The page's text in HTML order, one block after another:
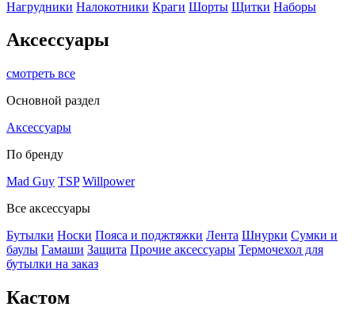
Нагрудники Налокотники Краги Шорты Щитки Наборы
Аксессуары
смотреть все
Основной раздел
Аксессуары
По бренду
Mad Guy TSP Willpower
Все аксессуары
Бутылки Носки Пояса и поджтяжки Лента Шнурки Сумки и
баулы Гамаши Защита Прочие аксессуары Термочехол для
бутылки на заказ
Кастом